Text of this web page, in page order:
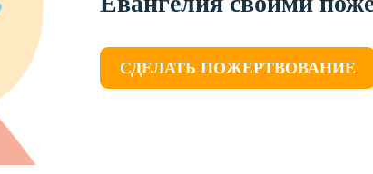
СДЕЛАТЬ ПОЖЕРТВОВАНИЕ